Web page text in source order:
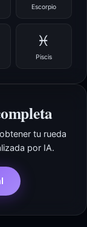
Escorpio
♓
Piscis
tu rueda
por IA.